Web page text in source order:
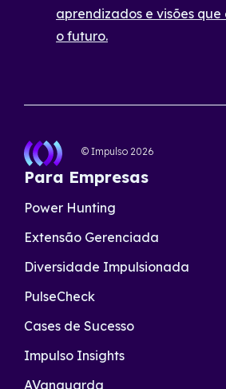
aprendizados e visões
o futuro.
© Impulso 2026
Para Empresas
Power Hunting
Extensão Gerenciada
Diversidade Impulsionada
PulseCheck
Cases de Sucesso
Impulso Insights
AVanguarda